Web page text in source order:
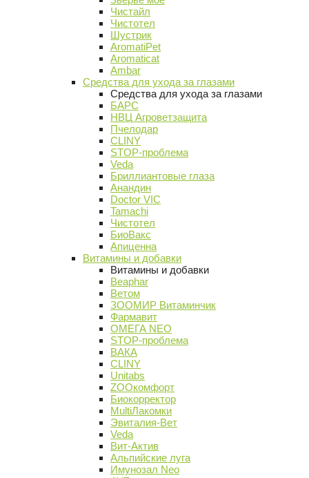
Чистайл
Чистотел
Шустрик
AromatiPet
Aromaticat
Ambar
Средства для ухода за глазами
Средства для ухода за глазами
БАРС
НВЦ Агроветзащита
Пчелодар
CLINY
STOP-проблема
Veda
Бриллиантовые глаза
Анандин
Doctor VIC
Tamachi
Чистотел
БиоВакс
Апиценна
Витамины и добавки
Витамины и добавки
Beaphar
Ветом
ЗООМИР Витаминчик
Фармавит
ОМЕГА NEO
STOP-проблема
ВАКА
CLINY
Unitabs
ZOOкомфорт
Биокорректор
MultiЛакомки
Эвиталия-Вет
Veda
Вит-Актив
Альпийские луга
Имунозал Neo